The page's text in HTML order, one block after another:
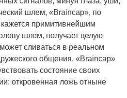
шлем, «Braincap», по
примитивнейшим
шлем, получает целую
сливаться в реальном
общения, «Braincap»
состояние своих
откровенная ложь отныне